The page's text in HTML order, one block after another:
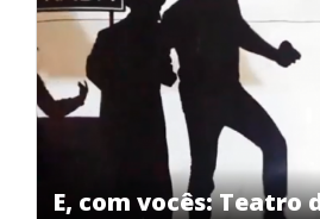
E, com vocês: Teatro